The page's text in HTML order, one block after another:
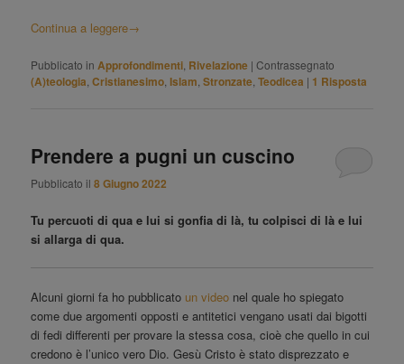
Continua a leggere→
Pubblicato in Approfondimenti Rivelazione |Contrassegnato
(A)teologia ,Cristianesimo ,Islam ,Stronzate ,Teodicea | 1 Risposta
Prendere a pugni un cuscino
Pubblicato il8 Giugno 2022
Tu percuoti di qua e lui si gonfia di là, tu colpisci di là e lui
si allarga di qua.
Alcuni giorni fa ho pubblicato un video nel quale ho spiegato
come due argomenti opposti e antitetici vengano usati dai bigotti
di fedi differenti per provare la stessa cosa, cioè che quello in cui
credono è l’unico vero Dio. Gesù Cristo è stato disprezzato e